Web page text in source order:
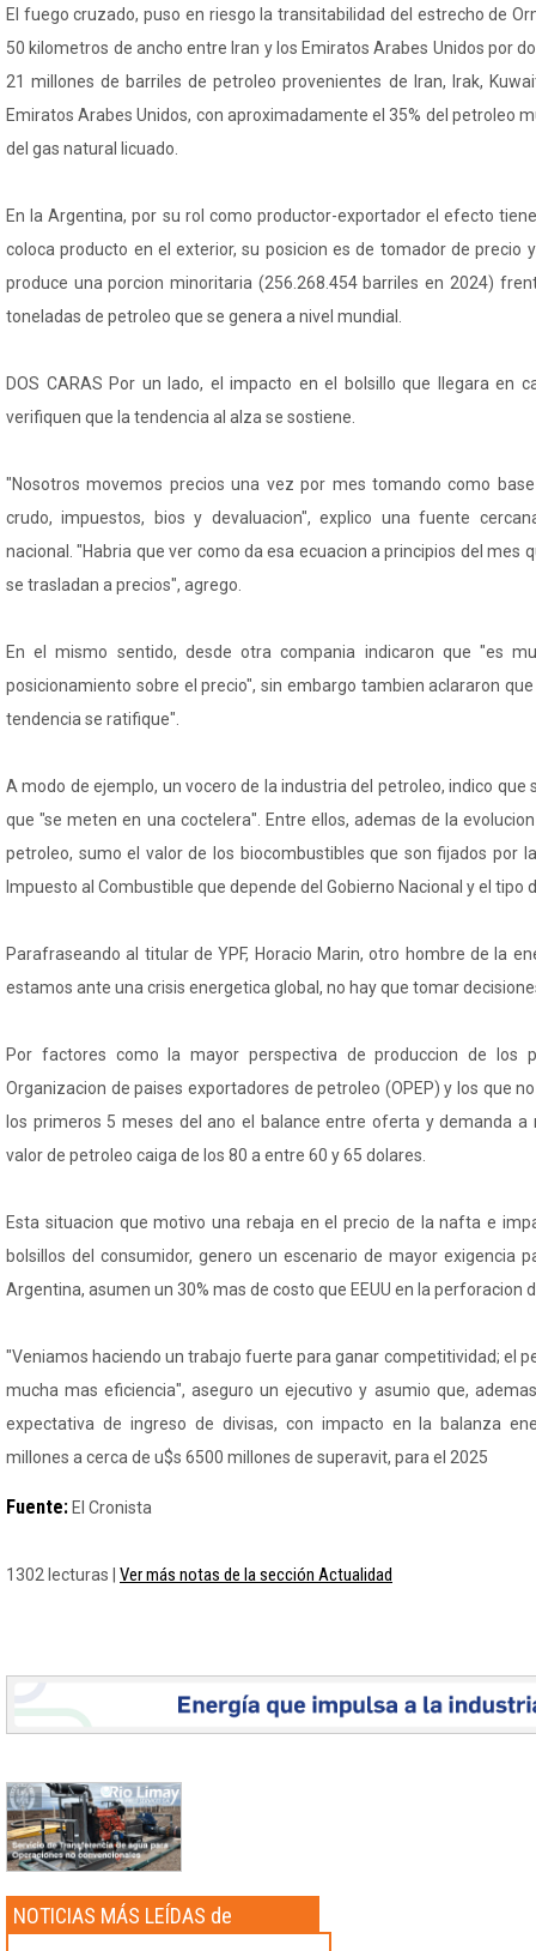
El fuego cruzado, puso en riesgo la transitabilidad del estrecho de
50 kilometros de ancho entre Iran y los Emiratos Arabes Unidos por
21 millones de barriles de petroleo provenientes de Iran, Irak,
Emiratos Arabes Unidos, con aproximadamente el 35% del petroleo
del gas natural licuado.
En la Argentina, por su rol como productor-exportador el efecto
coloca producto en el exterior, su posicion es de tomador de precio
produce una porcion minoritaria (256.268.454 barriles en 2024)
toneladas de petroleo que se genera a nivel mundial.
DOS CARAS Por un lado, el impacto en el bolsillo que llegara en
verifiquen que la tendencia al alza se sostiene.
"Nosotros movemos precios una vez por mes tomando como
crudo, impuestos, bios y devaluacion", explico una fuente
nacional. "Habria que ver como da esa ecuacion a principios del mes
se trasladan a precios", agrego.
En el mismo sentido, desde otra compania indicaron que "es
posicionamiento sobre el precio", sin embargo tambien aclararon
tendencia se ratifique".
A modo de ejemplo, un vocero de la industria del petroleo, indico que
que "se meten en una coctelera". Entre ellos, ademas de la
petroleo, sumo el valor de los biocombustibles que son fijados por
Impuesto al Combustible que depende del Gobierno Nacional y el tipo
Parafraseando al titular de YPF, Horacio Marin, otro hombre de la
estamos ante una crisis energetica global, no hay que tomar
Por factores como la mayor perspectiva de produccion de los
Organizacion de paises exportadores de petroleo (OPEP) y los que
los primeros 5 meses del ano el balance entre oferta y demanda a
valor de petroleo caiga de los 80 a entre 60 y 65 dolares.
Esta situacion que motivo una rebaja en el precio de la nafta e
bolsillos del consumidor, genero un escenario de mayor exigencia
Argentina, asumen un 30% mas de costo que EEUU en la perforacion
"Veniamos haciendo un trabajo fuerte para ganar competitividad; el
mucha mas eficiencia", aseguro un ejecutivo y asumio que,
expectativa de ingreso de divisas, con impacto en la balanza
millones a cerca de u$s 6500 millones de superavit, para el 2025
Fuente: El Cronista
1302 lecturas | Ver más notas de la sección Actualidad
NOTICIAS MÁS LEÍDAS de
Actualidad